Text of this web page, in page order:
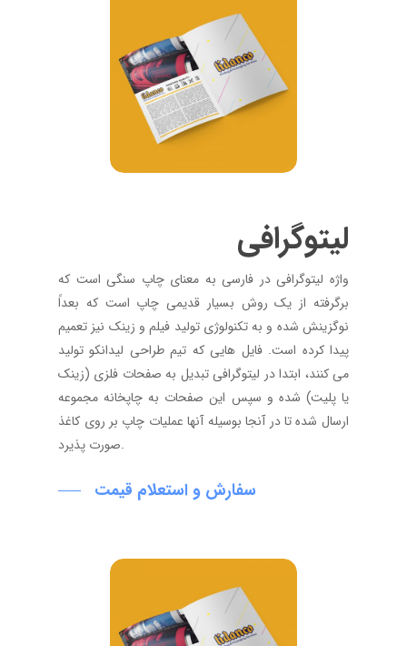
لیتوگرافی
واژه لیتوگرافی در فارسی به معنای چاپ سنگی است که
برگرفته از یک روش بسیار قدیمی چاپ است که بعداً
نوگزینش شده و به تکنولوژی تولید فیلم و زینک نیز تعمیم
پیدا کرده است. فایل هایی که تیم طراحی لیدانکو تولید
می کنند، ابتدا در لیتوگرافی تبدیل به صفحات فلزی (زینک
یا پلیت) شده و سپس این صفحات به چاپخانه مجموعه
ارسال شده تا در آنجا بوسیله آنها عملیات چاپ بر روی کاغذ
صورت پذیرد.
سفارش و استعلام قیمت